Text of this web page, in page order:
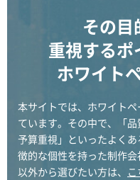
その目
重視するポ
ホワイト
本サイトでは、ホワイト
ています。その中で、「
予算重視」といったよく
徴的な個性を持った制作
以外から選びたい方は、